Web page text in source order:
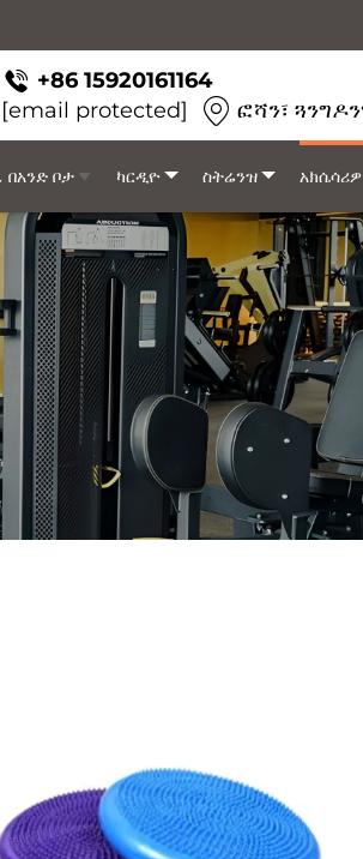
+86 15920161164
[email protected]
ፎሻን፣
ቦታ ካርዲዮ ስትሬንዝ